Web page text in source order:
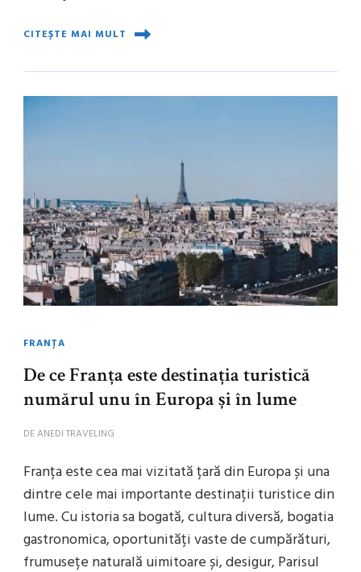
CITEȘTE MAI MULT
FRANȚA
De ce Franța este destinația turistică
numărul unu în Europa și în lume
DEANEDI TRAVELING
Franța este cea mai vizitată țară din Europa și una
dintre cele mai importante destinații turistice din
lume. Cu istoria sa bogată, cultura diversă, bogatia
gastronomica, oportunități vaste de cumpărături,
frumusețe naturală uimitoare și, desigur, Parisul